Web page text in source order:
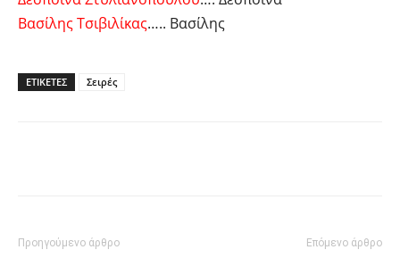
Βασίλης Τσιβιλίκας….. Βασίλης
ΕΤΙΚΕΤΕΣ Σειρές
Προηγούμενο άρθρο Επόμενο άρθρο